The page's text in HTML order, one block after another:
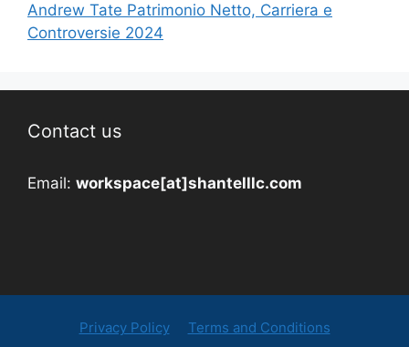
Andrew Tate Patrimonio Netto, Carriera e
Controversie 2024
Contact us
Email: workspace[at]shantelllc.com
Privacy Policy Terms and Conditions